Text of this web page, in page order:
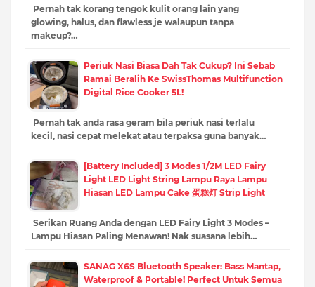
Pernah tak korang tengok kulit orang lain yang
glowing, halus, dan flawless je walaupun tanpa
makeup?…
Periuk Nasi Biasa Dah Tak Cukup? Ini Sebab
Ramai Beralih Ke SwissThomas Multifunction
Digital Rice Cooker 5L!
Pernah tak anda rasa geram bila periuk nasi terlalu
kecil, nasi cepat melekat atau terpaksa guna banyak…
[Battery Included] 3 Modes 1/2M LED Fairy
Light LED Light String Lampu Raya Lampu
Hiasan LED Lampu Cake 蛋糕灯 Strip Light
Serikan Ruang Anda dengan LED Fairy Light 3 Modes –
Lampu Hiasan Paling Menawan! Nak suasana lebih…
SANAG X6S Bluetooth Speaker: Bass Mantap,
Waterproof & Portable! Perfect Untuk Semua